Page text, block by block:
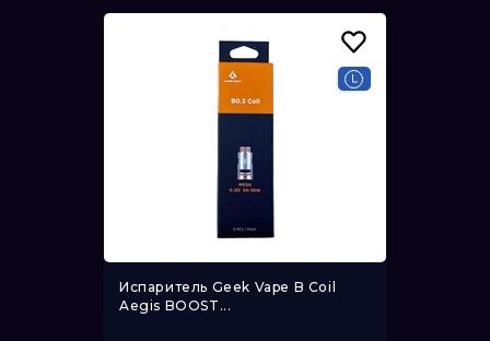
Испаритель Geek Vape B Coil
Aegis BOOST...